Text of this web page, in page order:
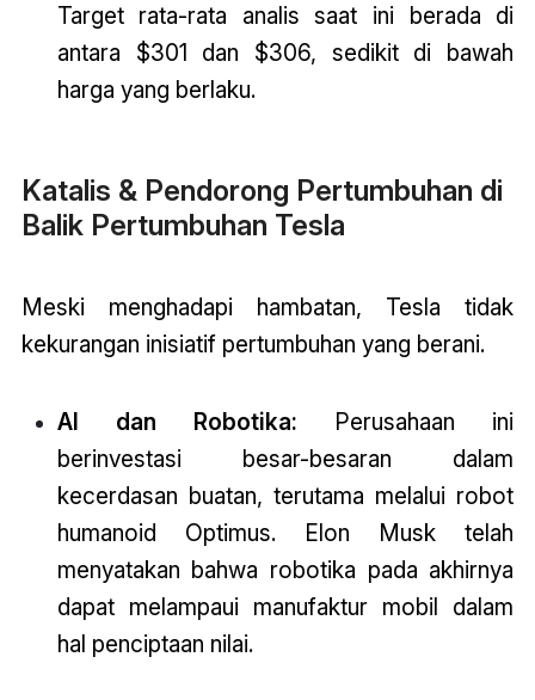
Target rata-rata analis saat ini berada di
antara $301 dan $306, sedikit di bawah
harga yang berlaku.
Katalis & Pendorong Pertumbuhan di
Balik Pertumbuhan Tesla
Meski menghadapi hambatan, Tesla tidak
kekurangan inisiatif pertumbuhan yang berani.
AI dan Robotika: Perusahaan ini
berinvestasi besar-besaran dalam
kecerdasan buatan, terutama melalui robot
humanoid Optimus. Elon Musk telah
menyatakan bahwa robotika pada akhirnya
dapat melampaui manufaktur mobil dalam
hal penciptaan nilai.